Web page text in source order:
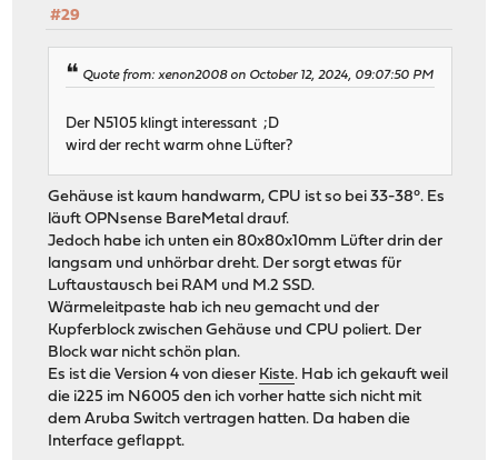
#29
Quote from: xenon2008 on October 12, 2024, 09:07:50 PM
Der N5105 klingt interessant ;D
wird der recht warm ohne Lüfter?
Gehäuse ist kaum handwarm, CPU ist so bei 33-38°. Es
läuft OPNsense BareMetal drauf.
Jedoch habe ich unten ein 80x80x10mm Lüfter drin der
langsam und unhörbar dreht. Der sorgt etwas für
Luftaustausch bei RAM und M.2 SSD.
Wärmeleitpaste hab ich neu gemacht und der
Kupferblock zwischen Gehäuse und CPU poliert. Der
Block war nicht schön plan.
Es ist die Version 4 von dieser Kiste. Hab ich gekauft weil
die i225 im N6005 den ich vorher hatte sich nicht mit
dem Aruba Switch vertragen hatten. Da haben die
Interface geflappt.